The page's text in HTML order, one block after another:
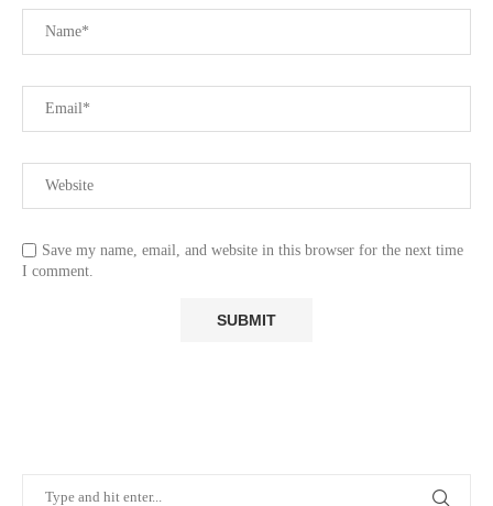
Save my name, email, and website in this browser for the next time
I comment.